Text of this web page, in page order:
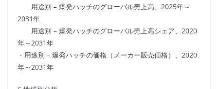
用途別 – 爆発ハッチのグローバル売上高、2025年～
2031年
用途別 – 爆発ハッチのグローバル売上高シェア、2020
年～2031年
・用途別 – 爆発ハッチの価格（メーカー販売価格）、2020
年～2031年